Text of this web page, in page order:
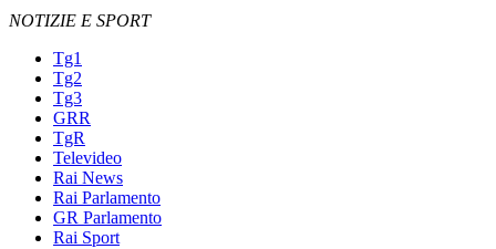
NOTIZIE E SPORT
Tg1
Tg2
Tg3
GRR
TgR
Televideo
Rai News
Rai Parlamento
GR Parlamento
Rai Sport